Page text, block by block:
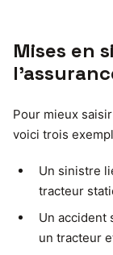
Mises en
Pour mieux
voici trois
Un sinistre
tracteur
Un accident
un tracteur